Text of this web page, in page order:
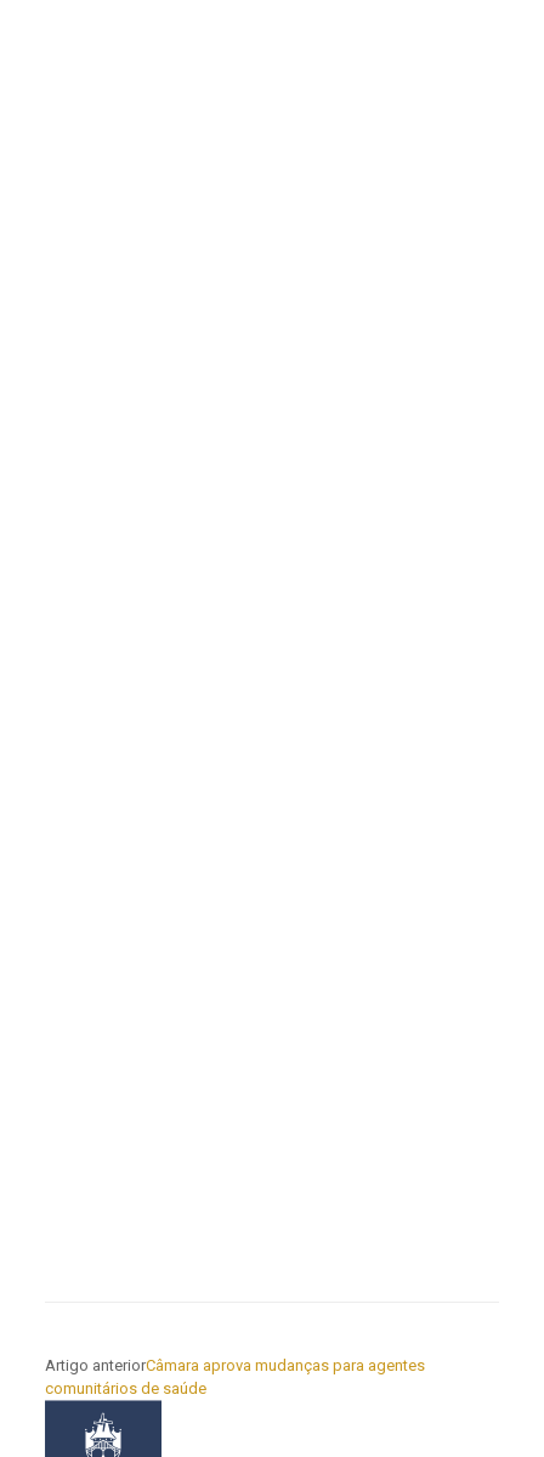
Artigo anteriorCâmara aprova mudanças para agentes
comunitários de saúde